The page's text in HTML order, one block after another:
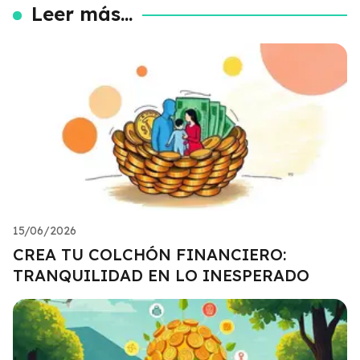
Leer más...
15/06/2026
CREA TU COLCHÓN FINANCIERO:
TRANQUILIDAD EN LO INESPERADO